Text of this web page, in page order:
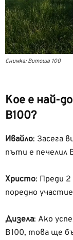
Снимка: Витоша 100
Кое е най-
В100?
Ивайло: Засега
пъти е печелил
Христо: Преди 2
поредно
Дизела: Ако
В100, това ще